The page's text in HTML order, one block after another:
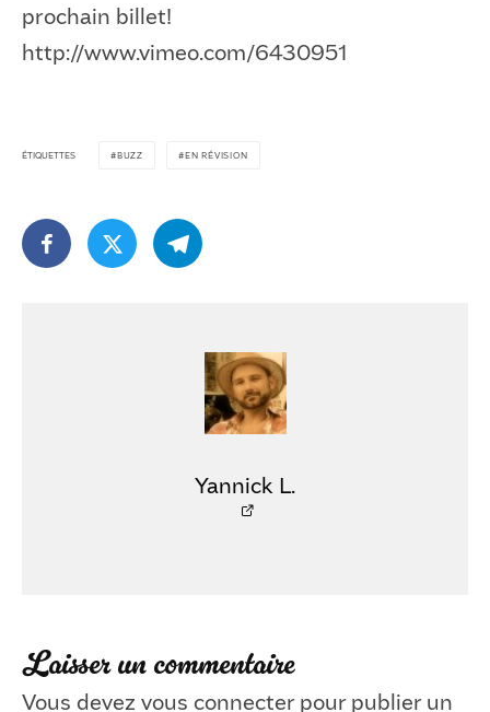
prochain billet!
http://www.vimeo.com/6430951
ÉTIQUETTES BUZZ EN RÉVISION
Yannick L.
Laisser un commentaire
Vous devez vous connecterpour publier un